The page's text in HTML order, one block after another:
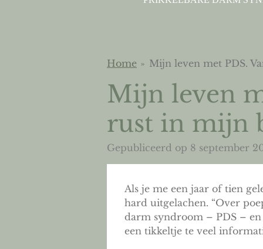
Home » Mijn leven met PDS.
Mijn leven
rust in mijn
Gepubliceerd op 8 september
Als je me een jaar of tien
hard uitgelachen. “Over
darm syndroom – PDS –
een tikkeltje te veel